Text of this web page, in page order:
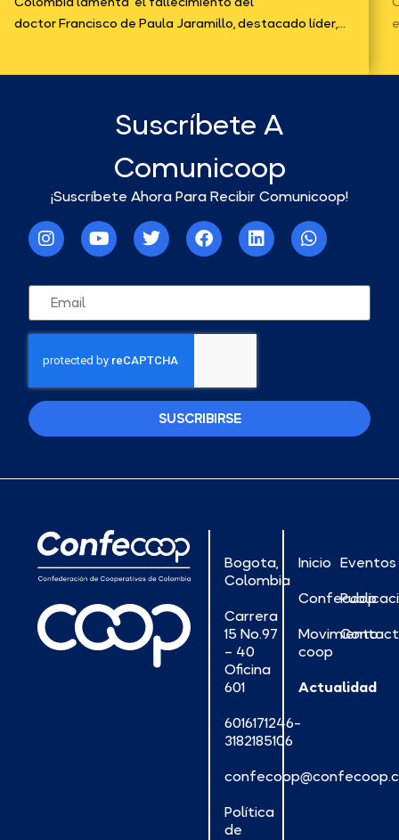
doctor Francisco de Paula Jaramillo, destacado líder,...
Suscríbete A
Comunicoop
¡Suscríbete Ahora Para Recibir Comunicoop!
SUSCRIBIRSE
Bogota,
Colombia
Carrera
15 No.97
– 40
Oficina
601
6016171246-
3182185106
Política
de
Inicio
Confecoop
Movimiento
coop
Actualidad
Eventos